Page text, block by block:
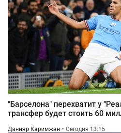
"Барселона" перехватит у
трансфер будет стоить 60
Данияр Каримжан Сегодня 13:15